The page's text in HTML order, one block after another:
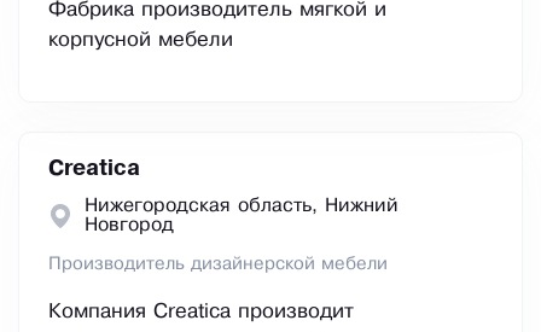
Фабрика производитель мягкой и
корпусной мебели
Creatica
Нижегородская область, Нижний
Новгород
Производитель дизайнерской мебели
Компания Creatica производит